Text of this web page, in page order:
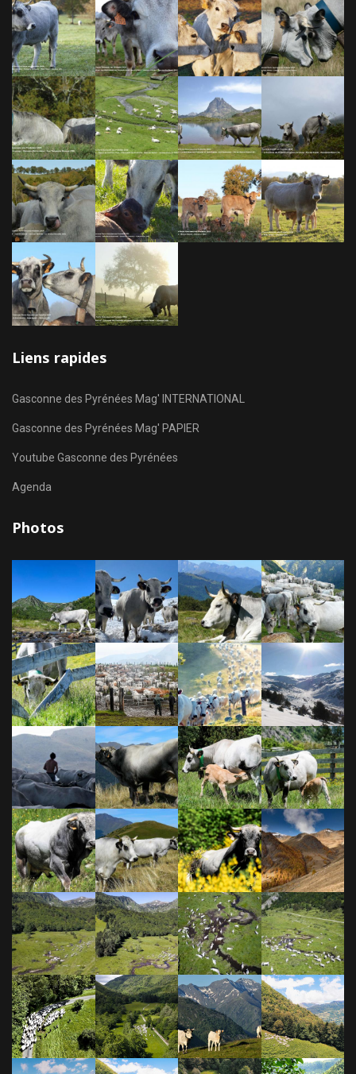
Liens rapides
Gasconne des Pyrénées Mag' INTERNATIONAL
Gasconne des Pyrénées Mag' PAPIER
Youtube Gasconne des Pyrénées
Agenda
Photos